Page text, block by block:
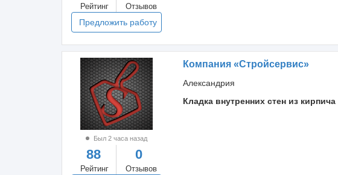
Рейтинг Отзывов
Предложить работу
Был 2 часа назад
88
Рейтинг
0
Отзывов
Компания «Стройсервис»
Александрия
Кладка внутренних стен из кирпича